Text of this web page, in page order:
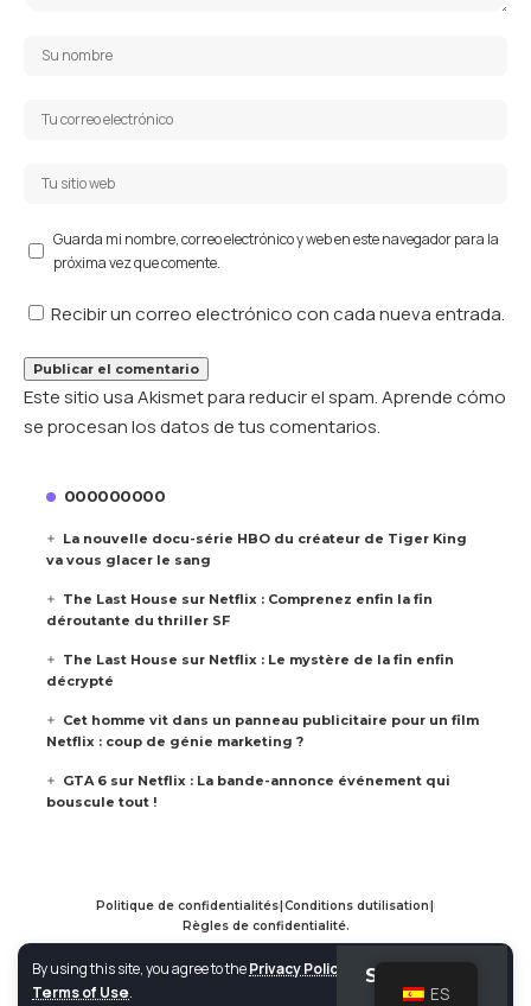
By using this site, you agree to thePrivacy Policy
and
Terms of Use.
Guarda mi nombre, correo electrónico y web en este navegador para la
próxima vez que comente.
Recibir un correo electrónico con cada nueva entrada.
Este sitio usa Akismet para reducir el spam.Aprende cómo
se procesan los datos de tus comentarios.
000000000
La nouvelle docu-série HBO du créateur de Tiger King
va vous glacer le sang
The Last House sur Netflix : Comprenez enfin la fin
déroutante du thriller SF
The Last House sur Netflix : Le mystère de la fin enfin
décrypté
Cet homme vit dans un panneau publicitaire pour un film
Netflix : coup de génie marketing ?
GTA 6 sur Netflix : La bande-annonce événement qui
bouscule tout !
Politique de confidentialités|Conditions dutilisation|
Règles de confidentialité.
Voir Film TV. All Rights Reserved.
ES
Suscribirse